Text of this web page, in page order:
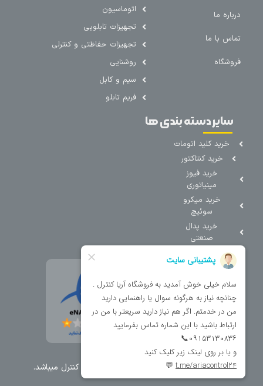
درباره ما
تماس با ما
فروشگاه
اتوماسیون
تجهیزات تابلویی
تجهیزات حفاظتی و کنترلی
روشنایی
سیم و کابل
فریم تابلو
سایر دسته بندی ها
خرید کلید اتومات
خرید کنتاکتور
خرید فیوز
مینیاتوری
خرید میکرو
سوئیچ
خرید پدال
صنعتی
تمامی حقوق مطالب و سایت نزد شرکت اریا کنترل میباشد.